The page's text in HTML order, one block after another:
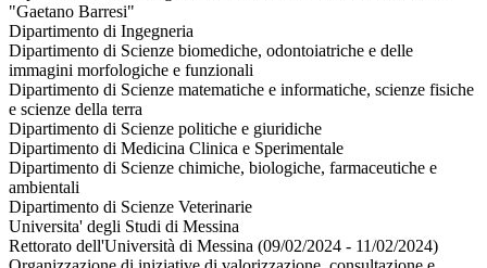
"Gaetano Barresi"
Dipartimento di Ingegneria
Dipartimento di Scienze biomediche, odontoiatriche e delle
immagini morfologiche e funzionali
Dipartimento di Scienze matematiche e informatiche, scienze fisiche
e scienze della terra
Dipartimento di Scienze politiche e giuridiche
Dipartimento di Medicina Clinica e Sperimentale
Dipartimento di Scienze chimiche, biologiche, farmaceutiche e
ambientali
Dipartimento di Scienze Veterinarie
Universita' degli Studi di Messina
Rettorato dell'Università di Messina (09/02/2024 - 11/02/2024)